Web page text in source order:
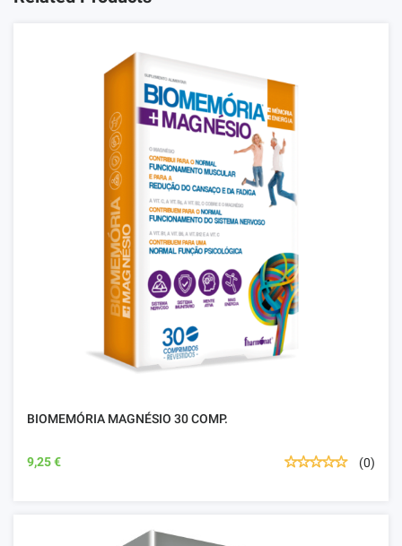
BIOMEMÓRIA MAGNÉSIO 30 COMP.
9,25 € (0)